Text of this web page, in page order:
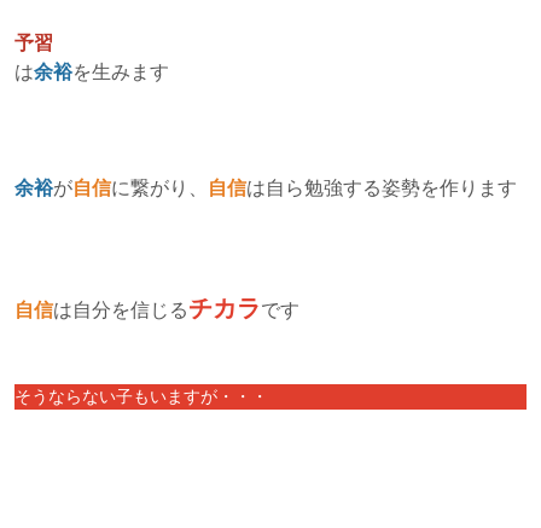
予習
は余裕を生みます
余裕が自信に繋がり、 自信は自ら勉強する姿勢を作ります
自信は自分を信じるチカラです
そうならない子もいますが・・・